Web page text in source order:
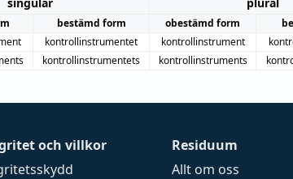
bestämd form obestämd form
kontrollinstrumentet kontrollinstrument
kontrollinstrumentets kontrollinstruments
och villkor
Residuum
Allt om oss